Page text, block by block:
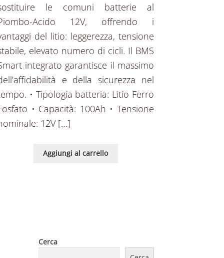
le comuni batterie al
Acido 12V, offrendo i
del litio: leggerezza, tensione
elevato numero di cicli. Il BMS
integrato garantisce il massimo
e della sicurezza nel
• Tipologia batteria: Litio Ferro
• Capacità: 100Ah • Tensione
12V […]
Aggiungi al carrello
Cerca